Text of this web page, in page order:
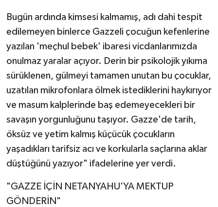
Bugün ardında kimsesi kalmamış, adı dahi tespit
edilemeyen binlerce Gazzeli çocuğun kefenlerine
yazılan 'meçhul bebek' ibaresi vicdanlarımızda
onulmaz yaralar açıyor. Derin bir psikolojik yıkıma
sürüklenen, gülmeyi tamamen unutan bu çocuklar,
uzatılan mikrofonlara ölmek istediklerini haykırıyor
ve masum kalplerinde baş edemeyecekleri bir
savaşın yorgunluğunu taşıyor. Gazze'de tarih,
öksüz ve yetim kalmış küçücük çocukların
yaşadıkları tarifsiz acı ve korkularla saçlarına aklar
düştüğünü yazıyor" ifadelerine yer verdi.
"GAZZE İÇİN NETANYAHU'YA MEKTUP
GÖNDERİN"